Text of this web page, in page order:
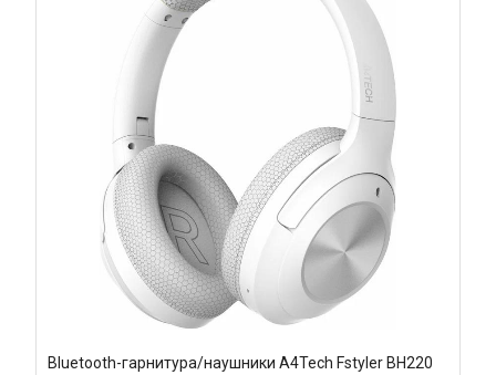
Bluetooth-гарнитура/наушники A4Tech Fstyler BH220